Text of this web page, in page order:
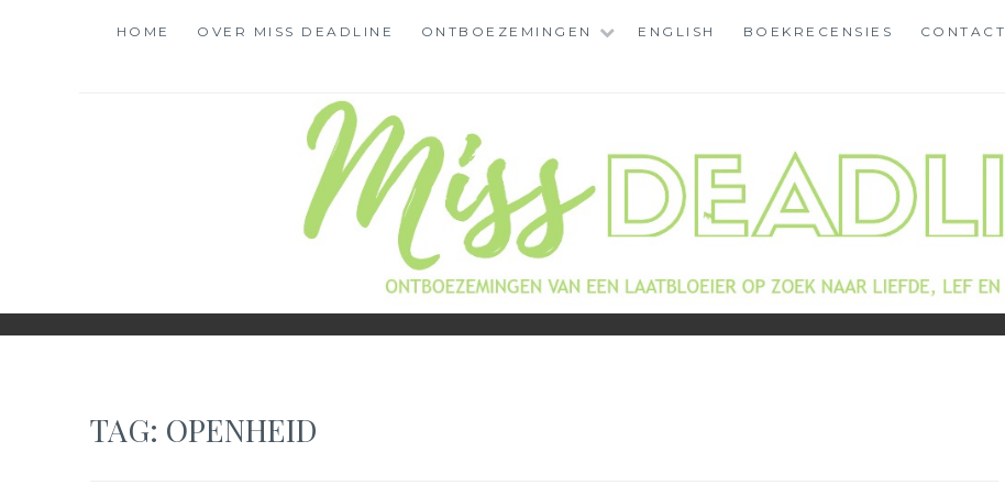
HOME OVER MISS DEADLINE ONTBOEZEMINGEN ENGLISH BOEKRECENSIES CONTACT
MISS DEADLINE
ONDERWEG NAAR LIEFDE, LEF EN LEVENSLUST
TAG: OPENHEID